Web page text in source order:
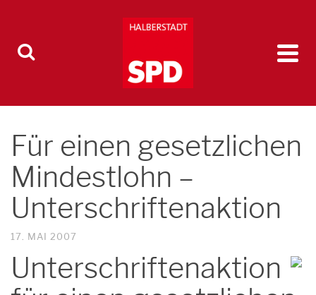
Für einen gesetzlichen
Mindestlohn –
Unterschriftenaktion
17. MAI 2007
Unterschriftenaktion